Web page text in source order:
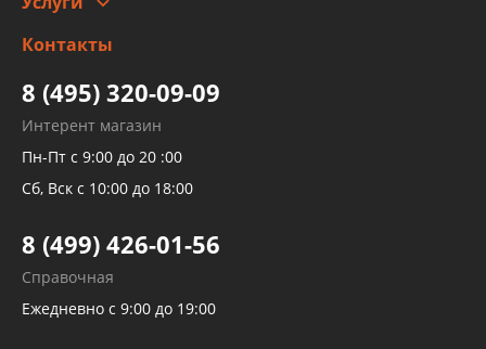
Заправка кондиционера авто
Детейлинг
высокого давления
Тормозных трубок
Рукавов гидроусилителей
Рукавов компрессоров и турбин
Трубок кондиционеров
Развертка пайка медных стальных
алюминиевых трубок и штуцеров
Контакты
8 (495) 320-09-09
Интерент магазин
Пн-Пт с 9:00 до 20 :00
Сб, Вск с 10:00 до 18:00
8 (499) 426-01-56
Справочная
Ежедневно с 9:00 до 19:00